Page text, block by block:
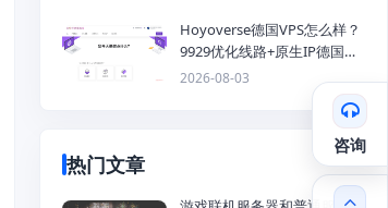
Hoyoverse德国VPS怎么样？
9929优化线路+原生IP德国
KVM VPS推荐
2026-08-03
热门文章
咨询